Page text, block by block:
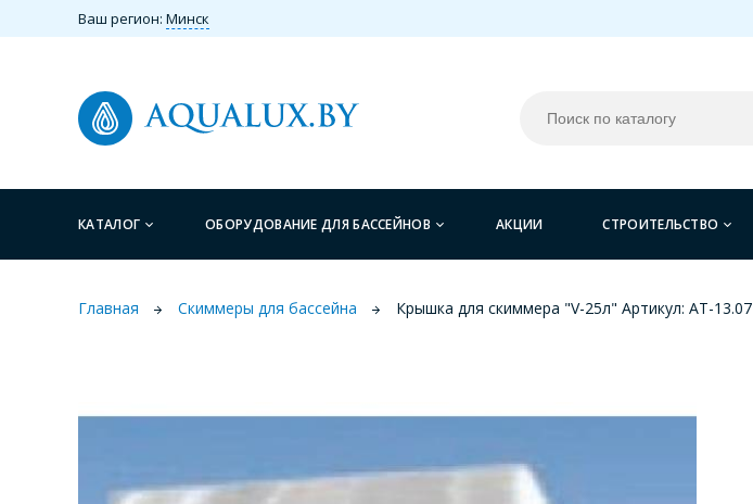
Ваш регион: Минск
КАТАЛОГ ОБОРУДОВАНИЕ ДЛЯ БАССЕЙНОВ АКЦИИ СТРОИТЕЛЬСТВО
Главная Скиммеры для бассейна Крышка для скиммера "V-25л" Артикул: АТ-13.07